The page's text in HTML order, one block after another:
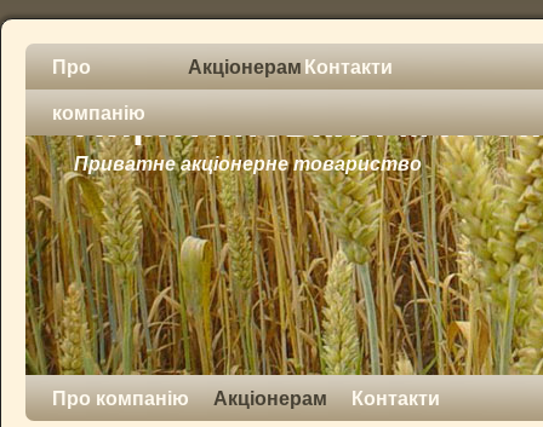
Пирятинський
Приватне акціонерне товариство
Про
компанію
АкціонерамКонтакти
Про компанію Акціонерам Контакти